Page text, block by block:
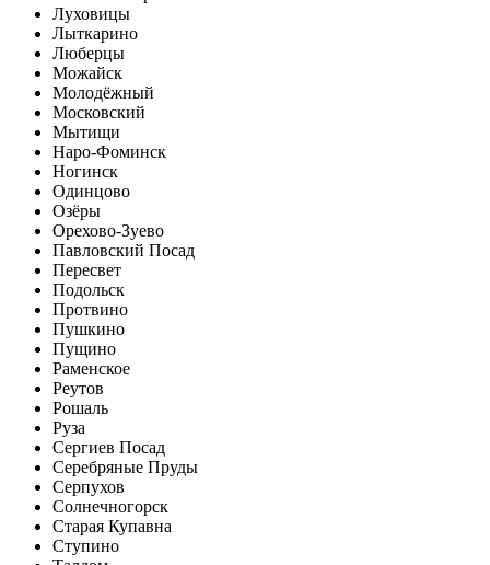
Луховицы
Лыткарино
Люберцы
Можайск
Молодёжный
Московский
Мытищи
Наро-Фоминск
Ногинск
Одинцово
Озёры
Орехово-Зуево
Павловский Посад
Пересвет
Подольск
Протвино
Пушкино
Пущино
Раменское
Реутов
Рошаль
Руза
Сергиев Посад
Серебряные Пруды
Серпухов
Солнечногорск
Старая Купавна
Ступино